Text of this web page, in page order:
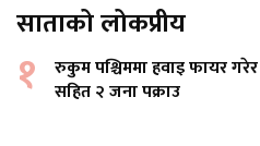
साताको लोकप्रीय
१
रुकुम पश्चिममा हवाइ फायर
सहित २ जना पक्राउ